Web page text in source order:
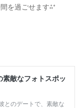
を過ごせます⁂⁺